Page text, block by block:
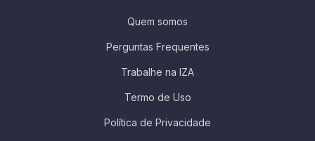
Quem somos
Perguntas Frequentes
Trabalhe na IZA
Termo de Uso
Política de Privacidade